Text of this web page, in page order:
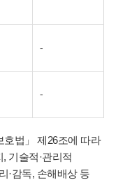
-
-
호법」 제26조에 따라
기술적·관리적
·감독, 손해배상 등